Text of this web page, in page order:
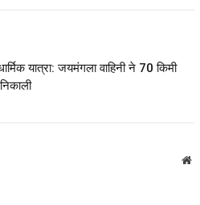
यात्रा: जयमंगला वाहिनी ने 70 किमी